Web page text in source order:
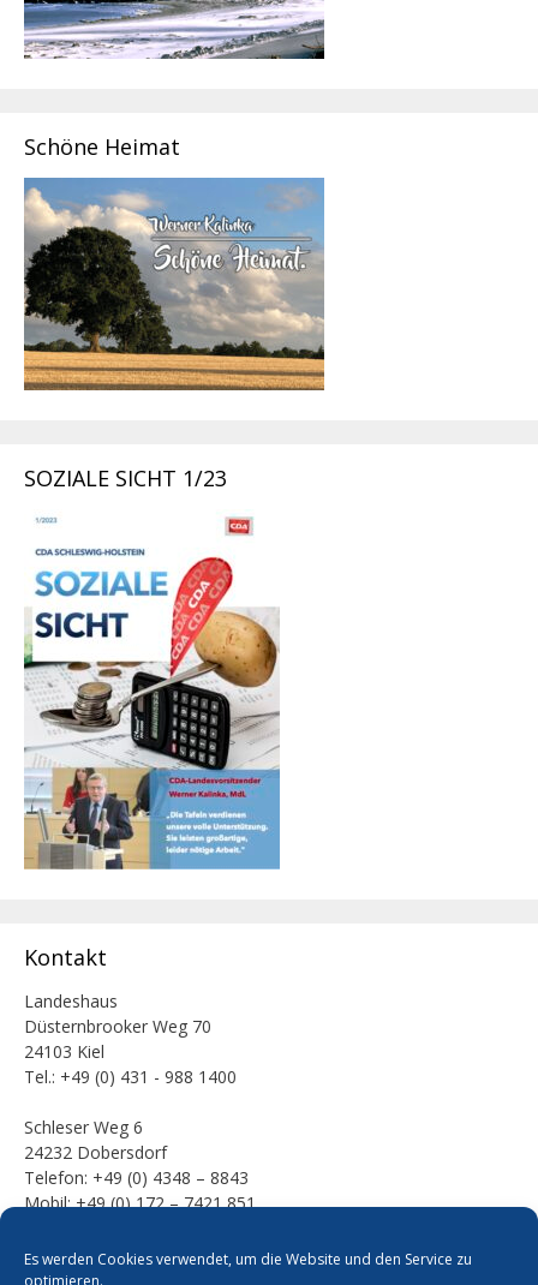
Es werden Cookies verwendet, um die Website und den Service zu
optimieren.
Schöne Heimat
SOZIALE SICHT 1/23
Kontakt
Landeshaus
Düsternbrooker Weg 70
24103 Kiel
Tel.: +49 (0) 431 - 988 1400
Schleser Weg 6
24232 Dobersdorf
Telefon: +49 (0) 4348 – 8843
Mobil: +49 (0) 172 – 7421 851
E-Mail:
mail [at] werner-kalinka [dot] de